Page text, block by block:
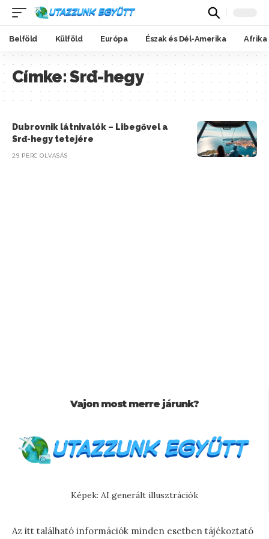
Belföld Külföld Európa Észak és Dél-Amerika Afrika
Címke:Srđ-hegy
Dubrovnik látnivalók – Libegővel a
Srđ-hegy tetejére
29 PERC OLVASÁS
Vajon most merre járunk?
Képek: AI generált illusztrációk
Az itt található információk minden esetben tájékoztató